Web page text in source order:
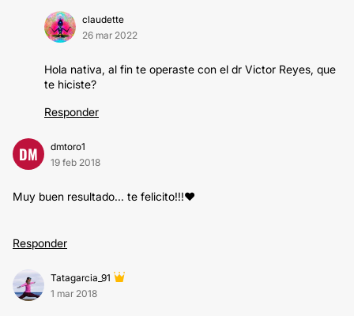
claudette
26 mar 2022
Hola nativa, al fin te operaste con el dr Victor Reyes, que
te hiciste?
Responder
DM
dmtoro1
19 feb 2018
Muy buen resultado... te felicito!!!♥
Responder
Tatagarcia_91
1 mar 2018